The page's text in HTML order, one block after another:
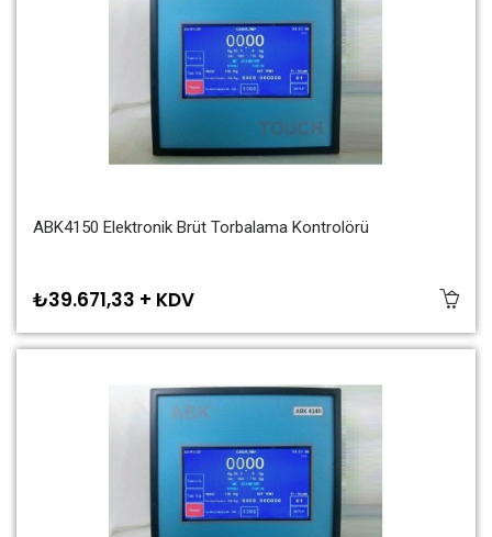
ABK4150 Elektronik Brüt Torbalama Kontrolörü
₺39.671,33 + KDV